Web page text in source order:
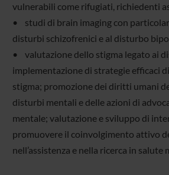
vulnerabili come rifugiati, richiedenti
• studi di brain imaging con
disturbi schizofrenici e al disturbo
• valutazione dello stigma legato ai
implementazione di strategie efficaci
stigma; promozione dei diritti umani
disturbi mentali e delle azioni di
mentale; valutazione e sviluppo di
promuovere il coinvolgimento attivo
nell’assistenza e nella ricerca in salute